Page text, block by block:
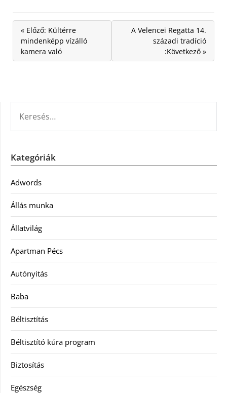
« Előző: Kültérre
mindenképp vízálló
kamera való
A Velencei Regatta 14.
századi tradíció
:Következő »
Kategóriák
Adwords
Állás munka
Állatvilág
Apartman Pécs
Autónyitás
Baba
Béltisztítás
Béltisztító kúra program
Biztosítás
Egészség